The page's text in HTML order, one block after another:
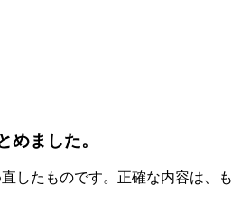
めました。
したものです。正確な内容は、